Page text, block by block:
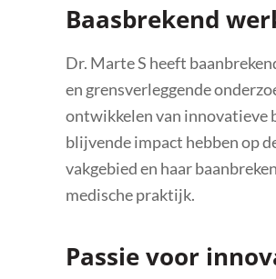
Baasbrekend
Dr. Marte S heeft
en grensverleggende
ontwikkelen van innovatieve
blijvende impact hebben op
vakgebied en haar
medische praktijk.
Passie voor